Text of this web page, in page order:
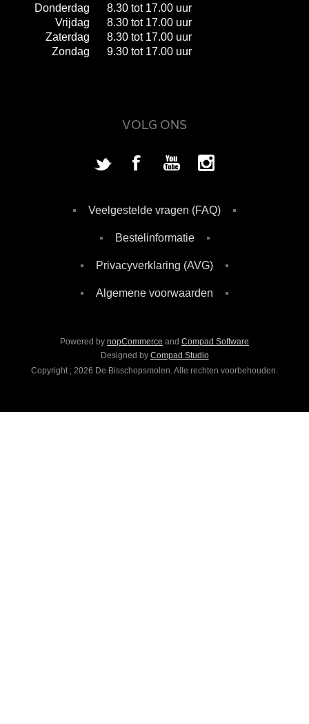
Donderdag
8.30 tot 17.00 uur
Vrijdag
8.30 tot 17.00 uur
Zaterdag
8.30 tot 17.00 uur
Zondag
9.30 tot 17.00 uur
VOLG ONS
Veelgestelde vragen (FAQ)
Bestelinformatie
Privacyverklaring (AVG)
Algemene voorwaarden
Powered by nopCommerce and Compad Software
Designed by Compad Studio
Copyright ; 2026 De Bisschopsmolen. Alle rechten voorbehouden.